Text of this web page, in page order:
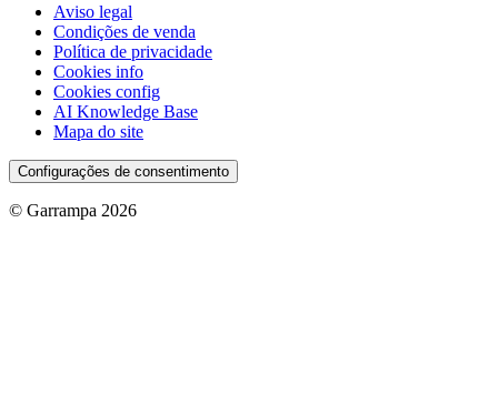
Aviso legal
Condições de venda
Política de privacidade
Cookies info
Cookies config
AI Knowledge Base
Mapa do site
Configurações de consentimento
© Garrampa 2026